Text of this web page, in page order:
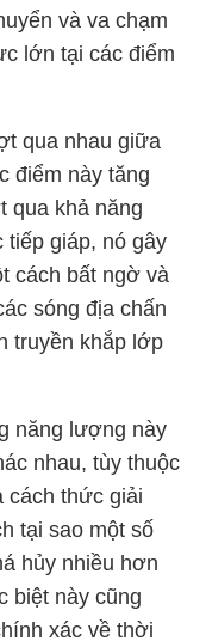
và va chạm
lớn tại các điểm
qua nhau giữa
điểm này tăng
qua khả năng
giáp, nó gây
cách bất ngờ và
sóng địa chấn
truyền khắp lớp
năng lượng này
nhau, tùy thuộc
cách thức giải
tại sao một số
hủy nhiều hơn
biệt này cũng
xác về thời